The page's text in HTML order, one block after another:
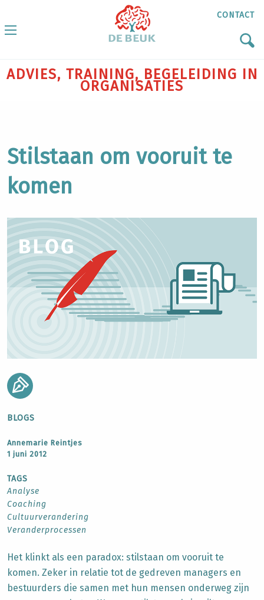
CONTACT
ADVIES, TRAINING, BEGELEIDING IN
ORGANISATIES
Stilstaan om vooruit te
komen
BLOGS
Annemarie Reintjes
1 juni 2012
TAGS
Analyse
Coaching
Cultuurverandering
Veranderprocessen
Het klinkt als een paradox: stilstaan om vooruit te
komen. Zeker in relatie tot de gedreven managers en
bestuurders die samen met hun mensen onderweg zijn